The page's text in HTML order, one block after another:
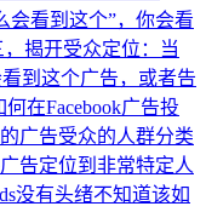
会看到这个”，你会看
揭开受众定位：当
到这个广告，或者告
在Facebook广告投
广告受众的人群分类
告定位到非常特定人
没有头绪不知道该如